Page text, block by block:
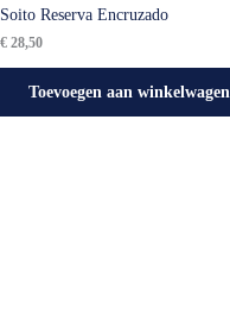
Soito Reserva Encruzado
€ 28,50
Toevoegen aan winkelwagen